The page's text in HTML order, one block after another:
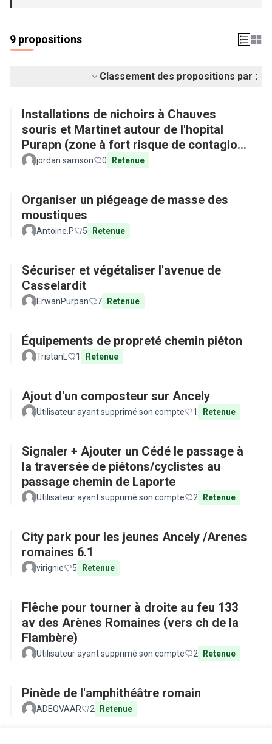
9 propositions
Classement des propositions par :
Installations de nichoirs à Chauves
souris et Martinet autour de l'hopital
Purapn (zone à fort risque de contagion
aux maladies tropicales)
jordan.samson 0 Retenue
Organiser un piégeage de masse des
moustiques
Antoine.P 5 Retenue
Sécuriser et végétaliser l'avenue de
Casselardit
ErwanPurpan 7 Retenue
Équipements de propreté chemin piéton
TristanL 1 Retenue
Ajout d'un composteur sur Ancely
Utilisateur ayant supprimé son compte 1 Retenue
Signaler + Ajouter un Cédé le passage à
la traversée de piétons/cyclistes au
passage chemin de Laporte
Utilisateur ayant supprimé son compte 2 Retenue
City park pour les jeunes Ancely /Arenes
romaines 6.1
virignie 5 Retenue
Flêche pour tourner à droite au feu 133
av des Arènes Romaines (vers ch de la
Flambère)
Utilisateur ayant supprimé son compte 2 Retenue
Pinède de l'amphithéâtre romain
ADEQVAAR 2 Retenue